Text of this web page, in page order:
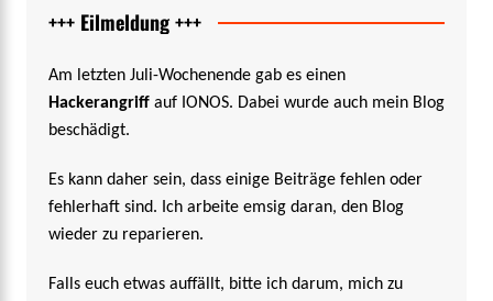
+++ Eilmeldung +++
Am letzten Juli-Wochenende gab es einen
Hackerangriffauf IONOS. Dabei wurde auch mein Blog
beschädigt.
Es kann daher sein, dass einige Beiträge fehlen oder
fehlerhaft sind. Ich arbeite emsig daran, den Blog
wieder zu reparieren.
Falls euch etwas auffällt, bitte ich darum, mich zu